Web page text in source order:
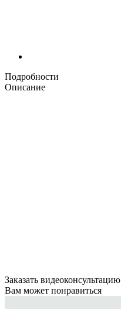
Подробности
Описание
Заказать видеоконсультацию
Вам может понравиться